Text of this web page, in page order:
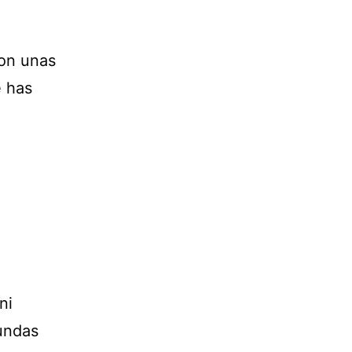
unas
has